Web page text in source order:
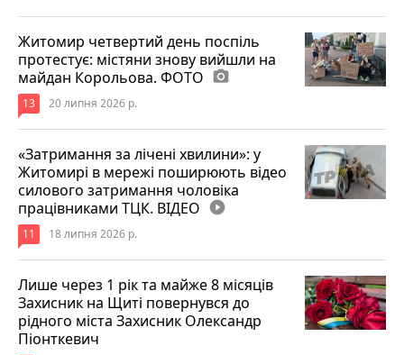
Житомир четвертий день поспіль
протестує: містяни знову вийшли на
майдан Корольова. ФОТО photo_camera
13 20 липня 2026 р.
«Затримання за лічені хвилини»: у
Житомирі в мережі поширюють відео
силового затримання чоловіка
працівниками ТЦК. ВІДЕО play_circle_filled
11 18 липня 2026 р.
Лише через 1 рік та майже 8 місяців
Захисник на Щиті повернувся до
рідного міста Захисник Олександр
Піонткевич